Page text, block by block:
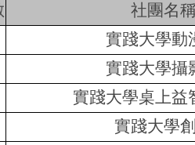
社團名
實踐大學動
實踐大學攝
實踐大學桌上益
實踐大學